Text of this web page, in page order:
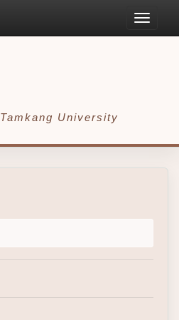
Toggle
Tamkang University